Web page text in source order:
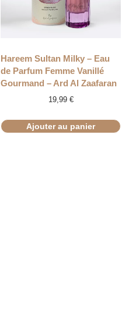
Hareem Sultan Milky – Eau
de Parfum Femme Vanillé
Gourmand – Ard Al Zaafaran
19,99 €
Ajouter au panier